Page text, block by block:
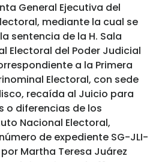
General Ejecutiva del
mediante la cual se
sentencia de la H. Sala
Electoral del Poder Judicial
a la Primera
Electoral, con sede
recaída al Juicio para
o diferencias de los
Nacional Electoral,
de expediente SG-JLI-
Martha Teresa Juárez